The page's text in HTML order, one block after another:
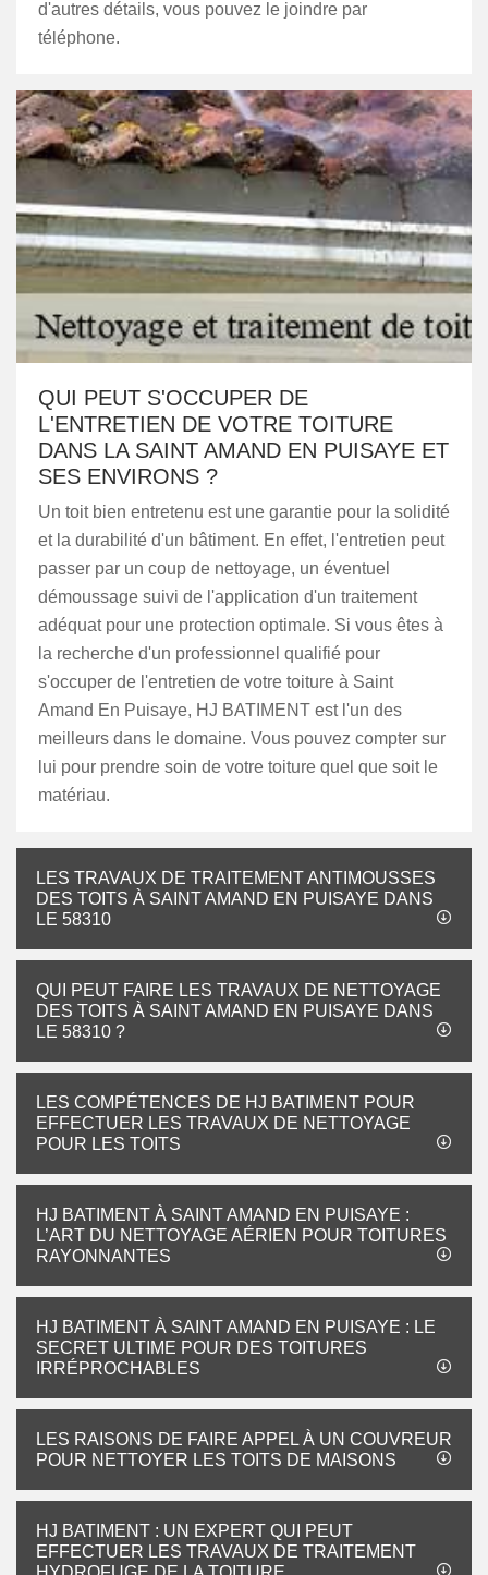
d'autres détails, vous pouvez le joindre par
téléphone.
QUI PEUT S'OCCUPER DE
L'ENTRETIEN DE VOTRE TOITURE
DANS LA SAINT AMAND EN PUISAYE ET
SES ENVIRONS ?
Un toit bien entretenu est une garantie pour la solidité
et la durabilité d'un bâtiment. En effet, l'entretien peut
passer par un coup de nettoyage, un éventuel
démoussage suivi de l'application d'un traitement
adéquat pour une protection optimale. Si vous êtes à
la recherche d'un professionnel qualifié pour
s'occuper de l'entretien de votre toiture à Saint
Amand En Puisaye, HJ BATIMENT est l'un des
meilleurs dans le domaine. Vous pouvez compter sur
lui pour prendre soin de votre toiture quel que soit le
matériau.
LES TRAVAUX DE TRAITEMENT ANTIMOUSSES
DES TOITS À SAINT AMAND EN PUISAYE DANS
LE 58310
QUI PEUT FAIRE LES TRAVAUX DE NETTOYAGE
DES TOITS À SAINT AMAND EN PUISAYE DANS
LE 58310 ?
LES COMPÉTENCES DE HJ BATIMENT POUR
EFFECTUER LES TRAVAUX DE NETTOYAGE
POUR LES TOITS
HJ BATIMENT À SAINT AMAND EN PUISAYE :
L’ART DU NETTOYAGE AÉRIEN POUR TOITURES
RAYONNANTES
HJ BATIMENT À SAINT AMAND EN PUISAYE : LE
SECRET ULTIME POUR DES TOITURES
IRRÉPROCHABLES
LES RAISONS DE FAIRE APPEL À UN COUVREUR
POUR NETTOYER LES TOITS DE MAISONS
HJ BATIMENT : UN EXPERT QUI PEUT
EFFECTUER LES TRAVAUX DE TRAITEMENT